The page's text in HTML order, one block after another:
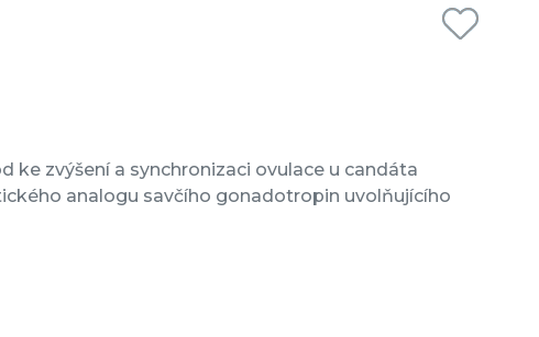
zvýšení a synchronizaci ovulace u candáta
analogu savčího gonadotropin uvolňujícího